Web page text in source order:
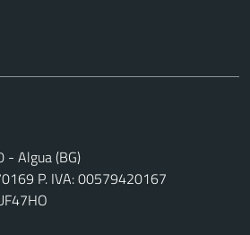
- Algua (BG)
P. IVA: 00579420167